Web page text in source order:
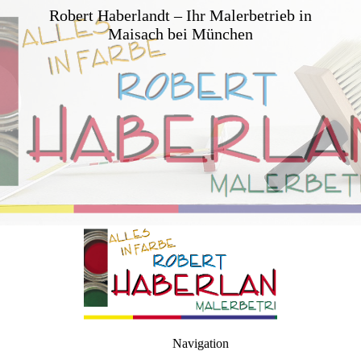
Robert Haberlandt– Ihr Malerbetrieb in
Maisach bei München
Navigation